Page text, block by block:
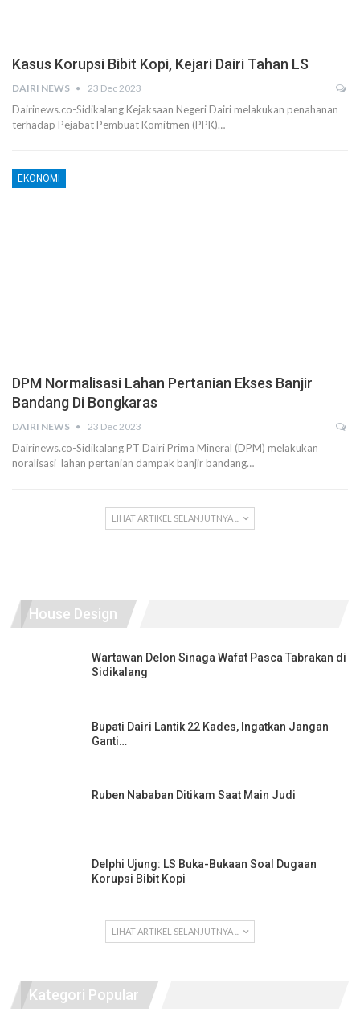
Kasus Korupsi Bibit Kopi, Kejari Dairi Tahan LS
DAIRI NEWS 23 Dec 2023
Dairinews.co-Sidikalang Kejaksaan Negeri Dairi melakukan penahanan
terhadap Pejabat Pembuat Komitmen (PPK)…
EKONOMI
DPM Normalisasi Lahan Pertanian Ekses Banjir
Bandang Di Bongkaras
DAIRI NEWS 23 Dec 2023
Dairinews.co-Sidikalang PT Dairi Prima Mineral (DPM) melakukan
noralisasi lahan pertanian dampak banjir bandang…
LIHAT ARTIKEL SELANJUTNYA ...
House Design
Wartawan Delon Sinaga Wafat Pasca Tabrakan di
Sidikalang
Bupati Dairi Lantik 22 Kades, Ingatkan Jangan
Ganti…
Ruben Nababan Ditikam Saat Main Judi
Delphi Ujung: LS Buka-Bukaan Soal Dugaan
Korupsi Bibit Kopi
LIHAT ARTIKEL SELANJUTNYA ...
Kategori Popular